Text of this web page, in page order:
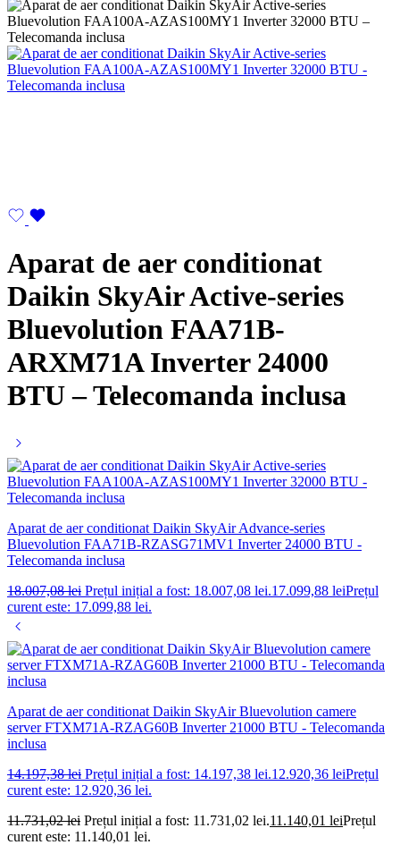
Aparat de aer conditionat
Daikin SkyAir Active-series
Bluevolution FAA71B-
ARXM71A Inverter 24000
BTU – Telecomanda inclusa
Aparat de aer conditionat Daikin SkyAir Advance-series
Bluevolution FAA71B-RZASG71MV1 Inverter 24000 BTU -
Telecomanda inclusa
18.007,08lei Prețul inițial a fost: 18.007,08 lei.17.099,88 leiPrețul
curent este: 17.099,88 lei.
Aparat de aer conditionat Daikin SkyAir Bluevolution camere
server FTXM71A-RZAG60B Inverter 21000 BTU - Telecomanda
inclusa
14.197,38lei Prețul inițial a fost: 14.197,38 lei.12.920,36 leiPrețul
curent este: 12.920,36 lei.
11.731,02lei Prețul inițial a fost: 11.731,02 lei.11.140,01 leiPrețul
curent este: 11.140,01 lei.